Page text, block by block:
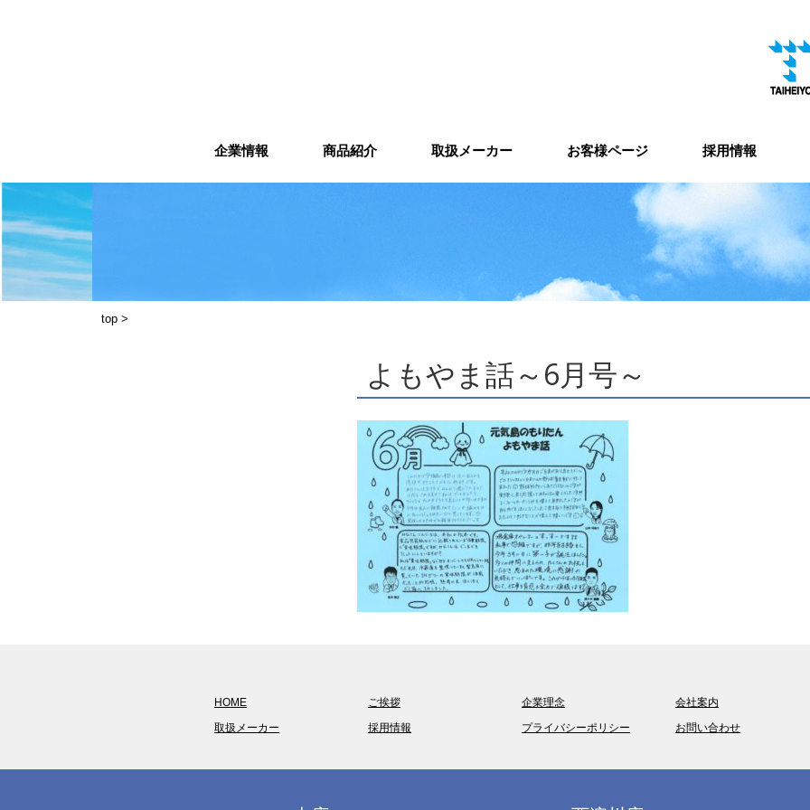
企業情報 商品紹介 取扱メーカー お客様ページ 採用情報
top >
よもやま話～6月号～
HOME ご挨拶 企業理念
会社案内
取扱メーカー
採用情報 プライバシーポリシー お問い合わせ